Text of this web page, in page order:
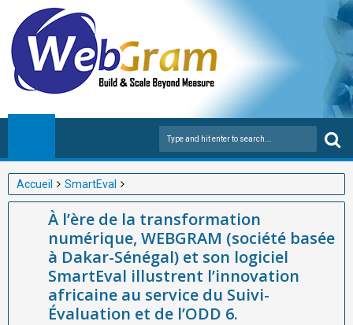
Accueil
SmartEval
À l’ère de la transformation numérique, WEBGRAM (société
basée à Dakar-Sénégal) et son logiciel SmartEval illustrent
l’innovation africaine au service du Suivi-Évaluation et de l’ODD
À l’ère de la transformation
numérique, WEBGRAM (société basée
à Dakar-Sénégal) et son logiciel
SmartEval illustrent l’innovation
africaine au service du Suivi-
Évaluation et de l’ODD 6.